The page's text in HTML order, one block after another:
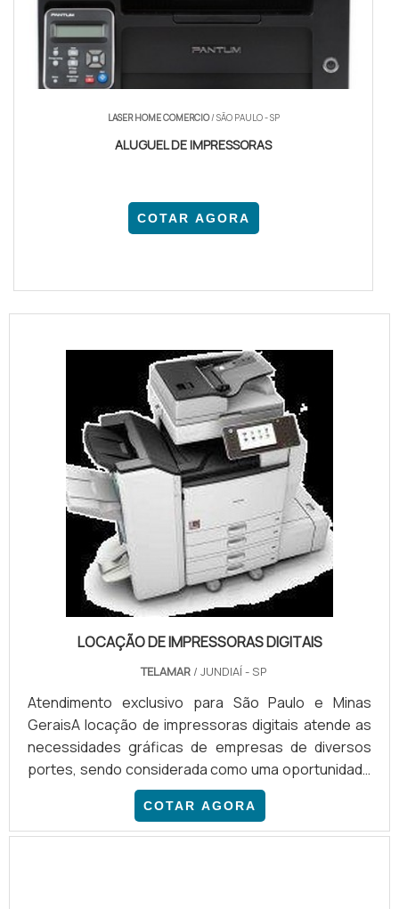
LASER HOME COMERCIO/ SÃO PAULO - SP
ALUGUEL DE IMPRESSORAS
COTAR AGORA
LOCAÇÃO DE IMPRESSORAS DIGITAIS
TELAMAR / JUNDIAÍ - SP
Atendimento exclusivo para São Paulo e Minas
GeraisA locação de impressoras digitais atende as
necessidades gráficas de empresas de diversos
portes, sendo considerada como uma oportunidade
real de redução de custos por dispensar a aquisição
de máquinas e seus insumos. O serviço foi
desenvolvido para empresas que decidem não
COTAR AGORA